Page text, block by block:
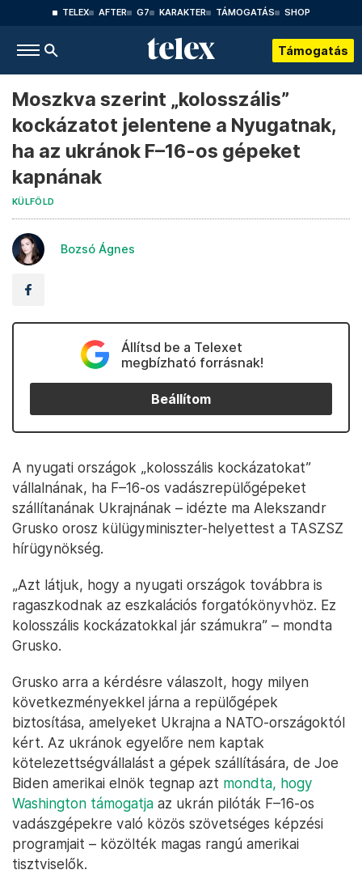
TELEX AFTER G7 KARAKTER TÁMOGATÁS SHOP
Támogatás
Moszkva szerint „kolosszális”
kockázatot jelentene a Nyugatnak,
ha az ukránok F–16-os gépeket
kapnának
KÜLFÖLD
Bozsó Ágnes
Állítsd be a Telexet
megbízható forrásnak!
Beállítom
A nyugati országok „kolosszális kockázatokat”
vállalnának, ha F–16-os vadászrepülőgépeket
szállítanának Ukrajnának – idézte ma Alekszandr
Grusko orosz külügyminiszter-helyettest a TASZSZ
hírügynökség.
„Azt látjuk, hogy a nyugati országok továbbra is
ragaszkodnak az eszkalációs forgatókönyvhöz. Ez
kolosszális kockázatokkal jár számukra” – mondta
Grusko.
Grusko arra a kérdésre válaszolt, hogy milyen
következményekkel járna a repülőgépek
biztosítása, amelyeket Ukrajna a NATO-országoktól
kért. Az ukránok egyelőre nem kaptak
kötelezettségvállalást a gépek szállítására, de Joe
Biden amerikai elnök tegnap azt mondta, hogy
Washington támogatja az ukrán pilóták F–16-os
vadászgépekre való közös szövetséges képzési
programjait – közölték magas rangú amerikai
tisztviselők.